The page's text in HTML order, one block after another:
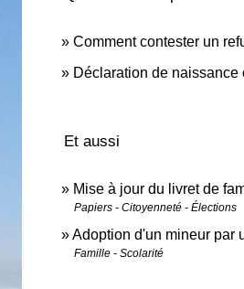
Comment contester un
Déclaration de
Et aussi
Mise à jour du livret de
Papiers - Citoyenneté - Élections
Adoption d'un mineur par
Famille - Scolarité